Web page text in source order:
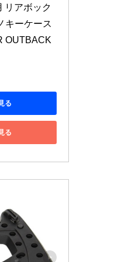
リアボック
キーケース
OUTBACK
る
る